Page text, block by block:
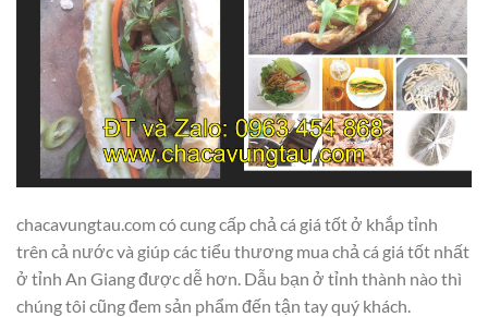
chacavungtau.com có cung cấp chả cá giá tốt ở khắp tỉnh
trên cả nước và giúp các tiểu thương mua chả cá giá tốt nhất
ở tỉnh An Giang được dễ hơn. Dẫu bạn ở tỉnh thành nào thì
chúng tôi cũng đem sản phẩm đến tận tay quý khách.